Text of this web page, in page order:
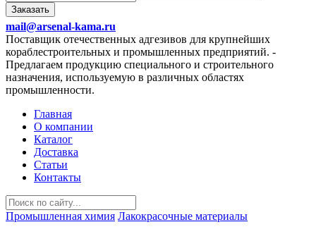
Заказать
mail@arsenal-kama.ru
Поставщик отечественных адгезивов для крупнейших
кораблестроительных и промышленных предприятий. -
Предлагаем продукцию специального и строительного
назначения, используемую в различных областях
промышленности.
Главная
О компании
Каталог
Доставка
Статьи
Контакты
Промышленная химия Лакокрасочные материалы